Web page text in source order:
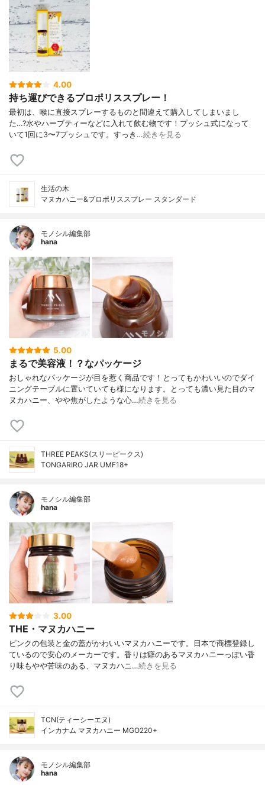
4.00
持ち運びできるプロポリススプレー！
最初は、喉に直接スプレーするものと間違えて購入してしまいまし
た…?水やハーブティーなどに入れて飲む物です！プッシュ式になって
いて1回に3〜7プッシュです。すっき…続きを見る
生活の木
マヌカハニー&プロポリススプレー スタンダード
モノシル編集部
hana
5.00
まるで美容液！？なパッケージ
おしゃれなパッケージが目を惹く商品です！とってもかわいいのでダイ
ニングテーブルに置いていても様になります。とっても濃い見た目のマ
ヌカハニー、やや焦がしたような心…続きを見る
THREE PEAKS(スリーピークス)
TONGARIRO JAR UMF18+
モノシル編集部
hana
3.00
THE・マヌカハニー
ピンクの包装と金の蓋がかわいいマヌカハニーです。日本で商標登録し
ているので安心のメーカーです。香りは癖のあるマヌカハニーっぽい香
り味もやや苦味のある、マヌカハニ…続きを見る
TCN(ティーシーエヌ)
インカナム マヌカハニー MGO220+
モノシル編集部
hana